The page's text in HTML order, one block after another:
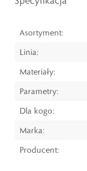
Asortyment:
Linia:
Materiały:
Parametry:
Dla kogo:
Marka:
Producent: